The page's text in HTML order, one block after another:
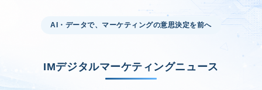
AI・データで、マーケティングの意思決定を前へ
IMデジタルマーケティングニュース